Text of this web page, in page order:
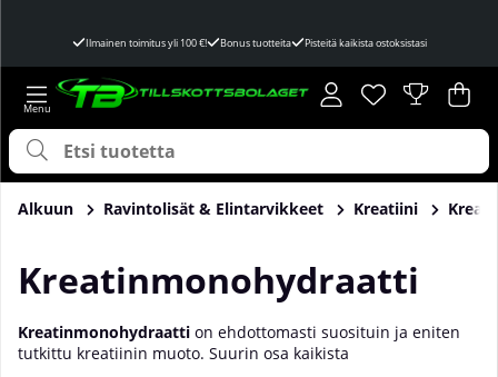
Ilmainen toimitus yli 100 €! Bonus tuotteita Pisteitä kaikista ostoksistasi
Toivelista
Lukumäärä
. .
Alkuun Ravintolisät & Elintarvikkeet Kreatiini
Kreatinmonohydraatti
Kreatinmonohydraatti on ehdottomasti suosituin ja eniten
tutkittu kreatiinin muoto. Suurin osa kaikista